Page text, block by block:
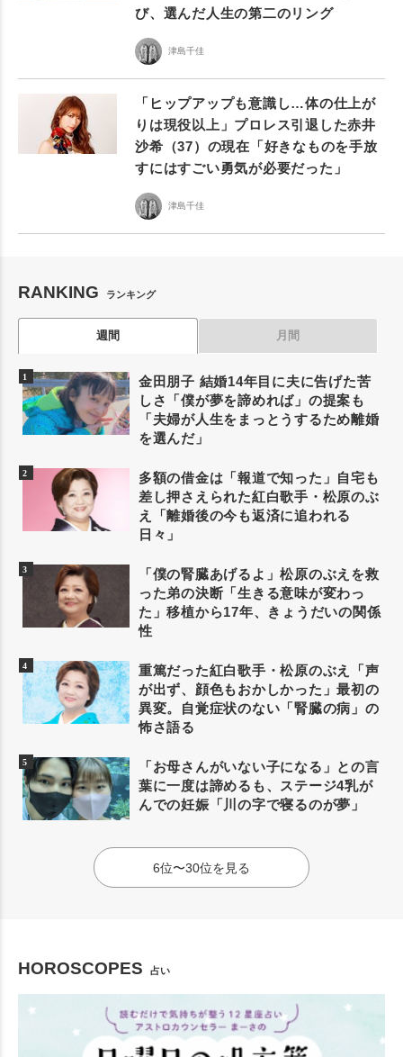
び、選んだ人生の第二のリング
津島千佳
「ヒップアップも意識し…体の仕上が
りは現役以上」プロレス引退した赤井
沙希（37）の現在「好きなものを手放
すにはすごい勇気が必要だった」
津島千佳
RANKING ランキング
週間 月間
金田朋子 結婚14年目に夫に告げた苦
しさ「僕が夢を諦めれば」の提案も
「夫婦が人生をまっとうするため離婚
を選んだ」
多額の借金は「報道で知った」自宅も
差し押さえられた紅白歌手・松原のぶ
え「離婚後の今も返済に追われる
日々」
「僕の腎臓あげるよ」松原のぶえを救
った弟の決断「生きる意味が変わっ
た」移植から17年、きょうだいの関係
性
重篤だった紅白歌手・松原のぶえ「声
が出ず、顔色もおかしかった」最初の
異変。自覚症状のない「腎臓の病」の
怖さ語る
「お母さんがいない子になる」との言
葉に一度は諦めるも、ステージ4乳が
んでの妊娠「川の字で寝るのが夢」
6位〜30位を見る
HOROSCOPES 占い